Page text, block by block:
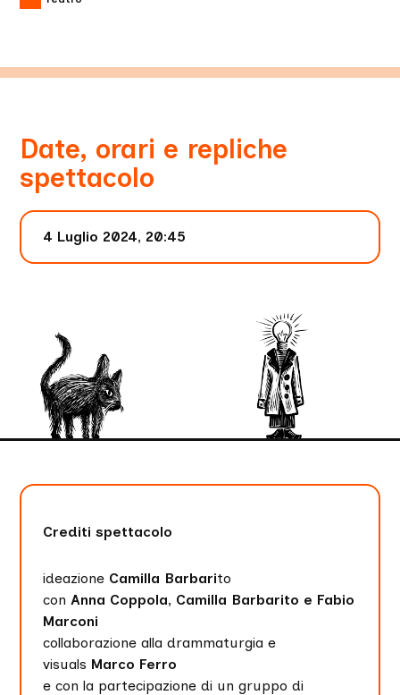
Date, orari e repliche
spettacolo
4 Luglio 2024, 20:45
Crediti spettacolo
ideazione Camilla Barbarito
conAnna Coppola, Camilla Barbarito e Fabio
Marconi
collaborazione alla drammaturgia e
visuals Marco Ferro
e con la partecipazione di un gruppo di